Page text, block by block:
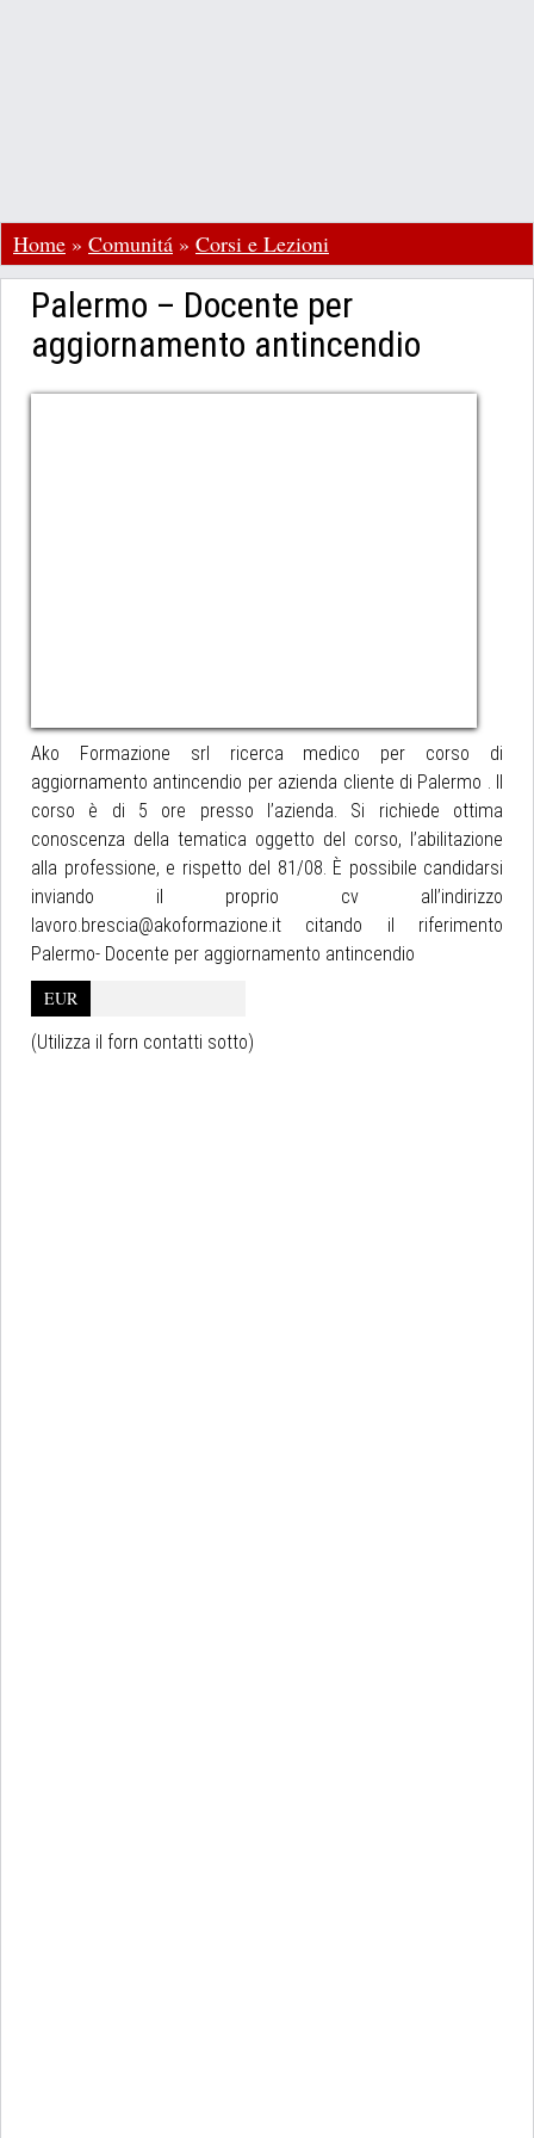
Home » Comunitá » Corsi e Lezioni
Palermo – Docente per
aggiornamento antincendio
Ako Formazione srl ricerca medico per corso di
aggiornamento antincendio per azienda cliente di Palermo . Il
corso è di 5 ore presso l’azienda. Si richiede ottima
conoscenza della tematica oggetto del corso, l’abilitazione
alla professione, e rispetto del 81/08. È possibile candidarsi
inviando il proprio cv all’indirizzo
lavoro.brescia@akoformazione.it citando il riferimento
Palermo- Docente per aggiornamento antincendio
EUR
(Utilizza il forn contatti sotto)